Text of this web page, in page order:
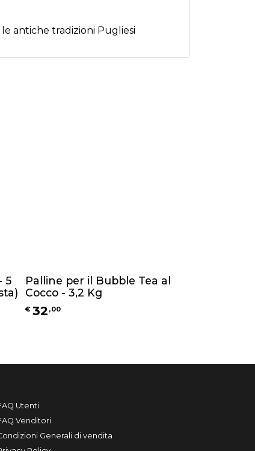
antiche tradizioni Pugliesi
5
Palline per il Bubble Tea al
Cocco - 3,2 Kg
€ 32 ,00
Utenti
Venditori
Generali di vendita